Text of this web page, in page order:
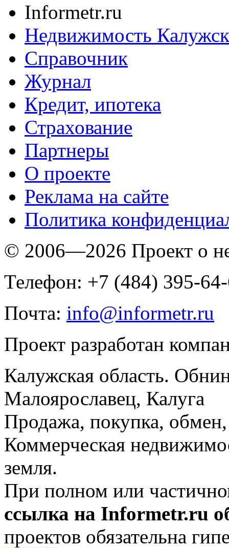
Informetr.ru
Недвижимость
Справочник
Журнал
Кредит, ипотека
Страхование
Партнеры
O проекте
Реклама на сайте
Политика
© 2006—2026 Проект о
Телефон: +7 (484) 395-
Почта: info@informetr.ru
Проект разработан
Калужская область.
Малоярославец, Калуга
Продажа, покупка, обмен,
Коммерческая
земля.
При полном или
ссылка на Informetr.ru
проектов обязательна